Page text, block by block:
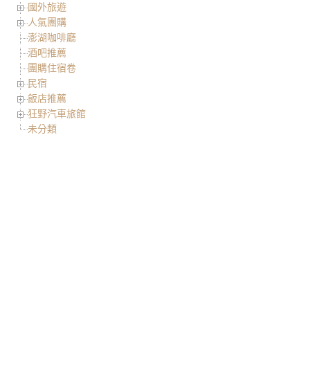
國外旅遊
人氣團購
澎湖咖啡廳
酒吧推薦
團購住宿卷
民宿
飯店推薦
狂野汽車旅館
未分類